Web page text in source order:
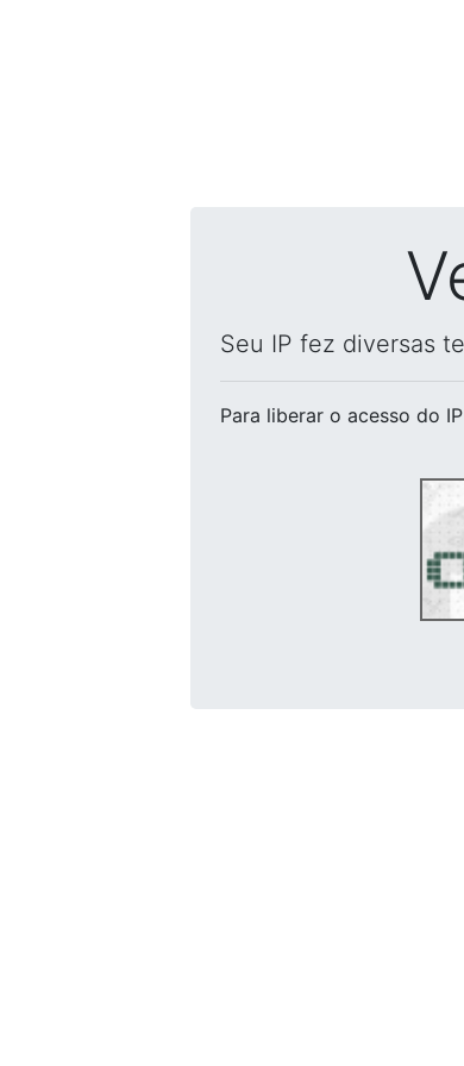
Seu IP fez diversas
Para liberar o acesso do IP